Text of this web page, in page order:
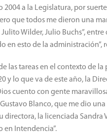
2004 a la Legislatura, por
que todos me dieron una
Wilder, Julio Buchs”,
en esto de la administración”,
las tareas en el contexto de
y lo que va de este año, la
cuento con gente
Blanco, que me dio
directora, la licenciada
en Intendencia”.